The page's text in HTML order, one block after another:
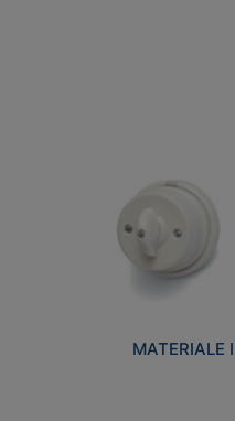
MATERIALE